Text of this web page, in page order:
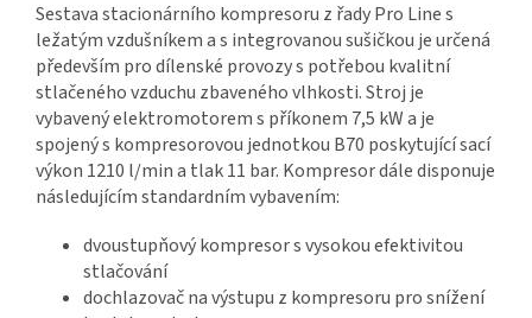
Sestava stacionárního kompresoru z řady Pro Line s
ležatým vzdušníkem a s integrovanou sušičkou je určená
především pro dílenské provozy s potřebou kvalitní
stlačeného vzduchu zbaveného vlhkosti. Stroj je
vybavený elektromotorem s příkonem 7,5 kW a je
spojený s kompresorovou jednotkou B70 poskytující sací
výkon 1210 l/min a tlak 11 bar. Kompresor dále disponuje
následujícím standardním vybavením:
dvoustupňový kompresor s vysokou efektivitou
stlačování
dochlazovač na výstupu z kompresoru pro snížení